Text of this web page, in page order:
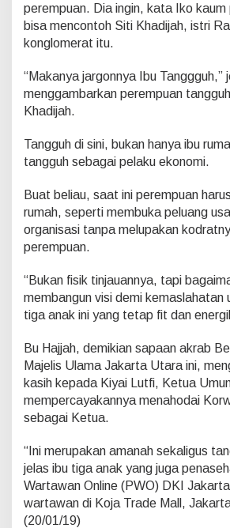
perempuan. Dia ingin, kata Iko kaum
bisa mencontoh Siti Khadijah, istri
konglomerat itu.
“Makanya jargonnya Ibu Tanggguh,”
menggambarkan perempuan
Khadijah.
Tangguh di sini, bukan hanya ibu
tangguh sebagai pelaku ekonomi.
Buat beliau, saat ini perempuan
rumah, seperti membuka peluang
organisasi tanpa melupakan
perempuan.
“Bukan fisik tinjauannya, tapi
membangun visi demi kemaslahatan
tiga anak ini yang tetap fit dan
Bu Hajjah, demikian sapaan akrab
Majelis Ulama Jakarta Utara ini,
kasih kepada Kiyai Lutfi, Ketua
mempercayakannya menahodai
sebagai Ketua.
“Ini merupakan amanah sekaligus
jelas ibu tiga anak yang juga
Wartawan Online (PWO) DKI
wartawan di Koja Trade Mall,
(20/01/19)